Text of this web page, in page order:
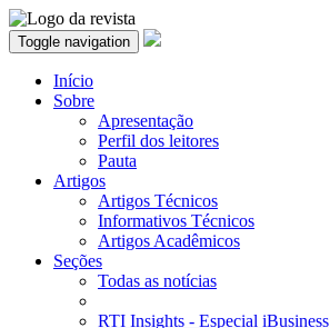
Toggle navigation
Início
Sobre
Apresentação
Perfil dos leitores
Pauta
Artigos
Artigos Técnicos
Informativos Técnicos
Artigos Acadêmicos
Seções
Todas as notícias
RTI Insights - Especial iBusiness